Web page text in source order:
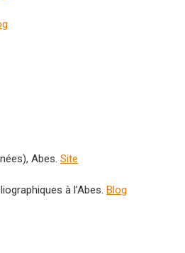
Abes.Site
à l’Abes.Blog